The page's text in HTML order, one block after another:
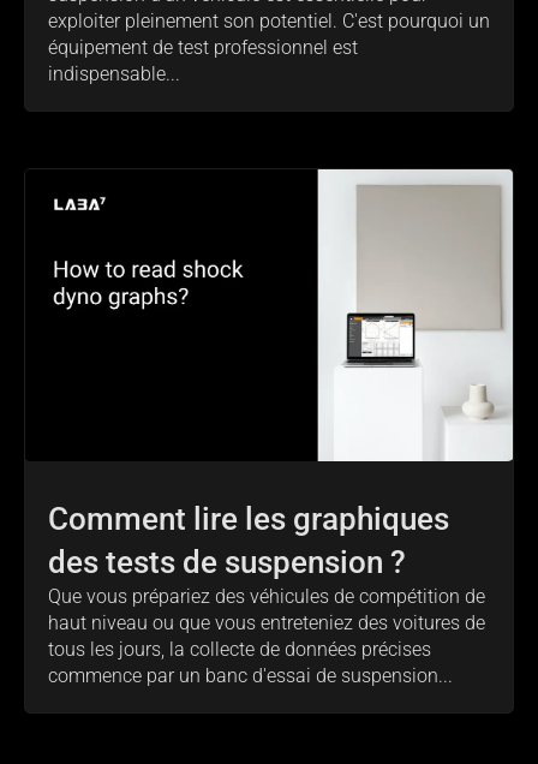
exploiter pleinement son potentiel. C'est pourquoi un
équipement de test professionnel est
indispensable...
Comment lire les graphiques
des tests de suspension ?
Que vous prépariez des véhicules de compétition de
haut niveau ou que vous entreteniez des voitures de
tous les jours, la collecte de données précises
commence par un banc d'essai de suspension...